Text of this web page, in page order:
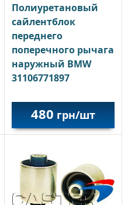
Полиуретановый
сайлентблок
переднего
поперечного рычага
наружный BMW
31106771897
480 грн/шт